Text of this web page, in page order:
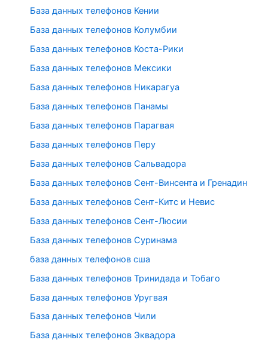
База данных телефонов Кении
База данных телефонов Колумбии
База данных телефонов Коста-Рики
База данных телефонов Мексики
База данных телефонов Никарагуа
База данных телефонов Панамы
База данных телефонов Парагвая
База данных телефонов Перу
База данных телефонов Сальвадора
База данных телефонов Сент-Винсента и Гренадин
База данных телефонов Сент-Китс и Невис
База данных телефонов Сент-Люсии
База данных телефонов Суринама
база данных телефонов сша
База данных телефонов Тринидада и Тобаго
База данных телефонов Уругвая
База данных телефонов Чили
База данных телефонов Эквадора